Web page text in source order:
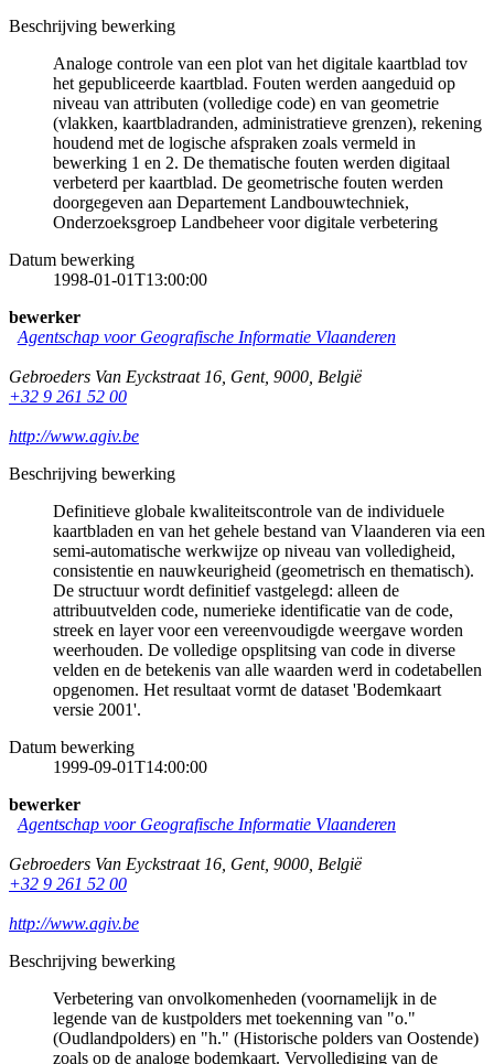
Beschrijving bewerking
Analoge controle van een plot van het digitale kaartblad tov
het gepubliceerde kaartblad. Fouten werden aangeduid op
niveau van attributen (volledige code) en van geometrie
(vlakken, kaartbladranden, administratieve grenzen), rekening
houdend met de logische afspraken zoals vermeld in
bewerking 1 en 2. De thematische fouten werden digitaal
verbeterd per kaartblad. De geometrische fouten werden
doorgegeven aan Departement Landbouwtechniek,
Onderzoeksgroep Landbeheer voor digitale verbetering
Datum bewerking
1998-01-01T13:00:00
bewerker
Agentschap voor Geografische Informatie Vlaanderen
Gebroeders Van Eyckstraat 16 Gent, 9000 België
+32 9 261 52 00
http://www.agiv.be
Beschrijving bewerking
Definitieve globale kwaliteitscontrole van de individuele
kaartbladen en van het gehele bestand van Vlaanderen via een
semi-automatische werkwijze op niveau van volledigheid,
consistentie en nauwkeurigheid (geometrisch en thematisch).
De structuur wordt definitief vastgelegd: alleen de
attribuutvelden code, numerieke identificatie van de code,
streek en layer voor een vereenvoudigde weergave worden
weerhouden. De volledige opsplitsing van code in diverse
velden en de betekenis van alle waarden werd in codetabellen
opgenomen. Het resultaat vormt de dataset 'Bodemkaart
versie 2001'.
Datum bewerking
1999-09-01T14:00:00
bewerker
Agentschap voor Geografische Informatie Vlaanderen
Gebroeders Van Eyckstraat 16 Gent, 9000 België
+32 9 261 52 00
http://www.agiv.be
Beschrijving bewerking
Verbetering van onvolkomenheden (voornamelijk in de
legende van de kustpolders met toekenning van "o."
(Oudlandpolders) en "h." (Historische polders van Oostende)
zoals op de analoge bodemkaart. Vervollediging van de